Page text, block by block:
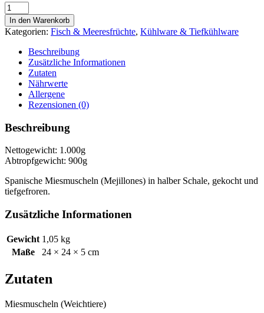
Mejillones
cocidos
en
la
mitad
concha
Noribérica
Miesmuscheln
in
Schale
gekocht
900g
Menge
In den Warenkorb
Kategorien: Fisch & Meeresfrüchte, Kühlware & Tiefkühlware
Beschreibung
Zusätzliche Informationen
Zutaten
Nährwerte
Allergene
Rezensionen (0)
Beschreibung
Nettogewicht: 1.000g
Abtropfgewicht: 900g
Spanische Miesmuscheln (Mejillones) in halber Schale, gekocht und
tiefgefroren.
Zusätzliche Informationen
Gewicht 1,05 kg
Maße
24 × 24 × 5 cm
Zutaten
Miesmuscheln (Weichtiere)